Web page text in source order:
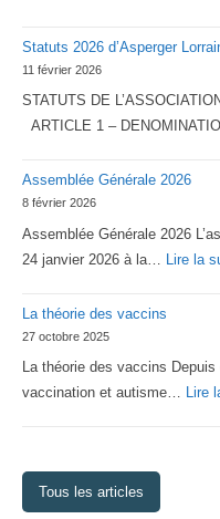
Statuts 2026 d’Asperger
11 février 2026
STATUTS DE
ARTICLE 1 –
Assemblée Générale 2026
8 février 2026
Assemblée Générale 2026
24 janvier 2026 à la… Lire la
La théorie des vaccins
27 octobre 2025
La théorie des vaccins
vaccination et autisme… Lire
Tous les articles